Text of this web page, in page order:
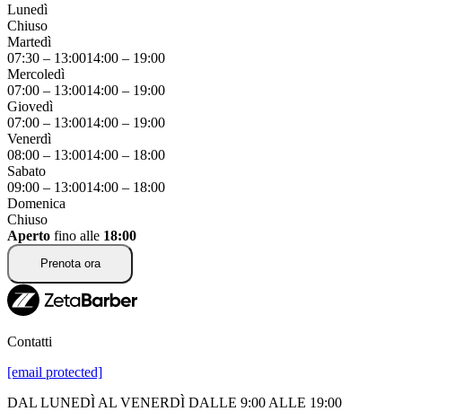
Lunedì
Chiuso
Martedì
07:30 – 13:0014:00 – 19:00
Mercoledì
07:00 – 13:0014:00 – 19:00
Giovedì
07:00 – 13:0014:00 – 19:00
Venerdì
08:00 – 13:0014:00 – 18:00
Sabato
09:00 – 13:0014:00 – 18:00
Domenica
Chiuso
Aperto fino alle 18:00
Prenota ora
Contatti
[email protected]
DAL LUNEDÌ AL VENERDÌ DALLE 9:00 ALLE 19:00